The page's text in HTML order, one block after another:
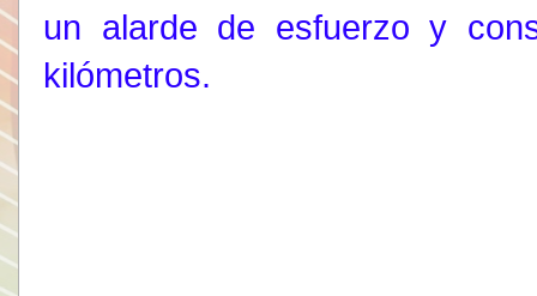
un alarde de esfuerzo y
kilómetros.